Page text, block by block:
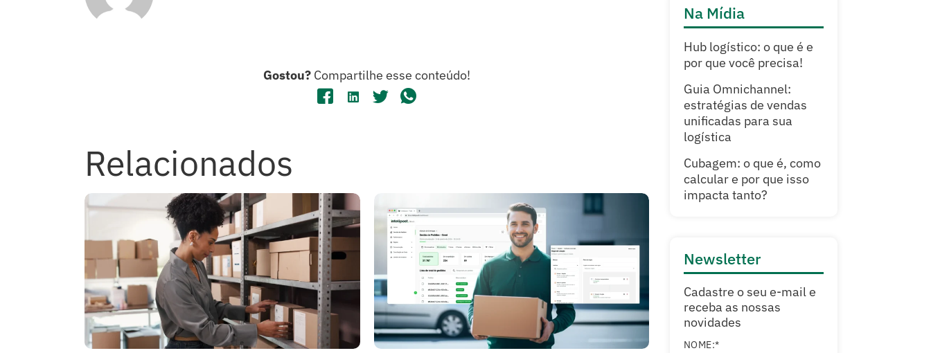
Gostou? Compartilhe esse conteúdo!
Relacionados
Na Mídia
Hub logístico: o que é e
por que você precisa!
Guia Omnichannel:
estratégias de vendas
unificadas para sua
logística
Cubagem: o que é, como
calcular e por que isso
impacta tanto?
Newsletter
Cadastre o seu e-mail e
receba as nossas
novidades
NOME:*